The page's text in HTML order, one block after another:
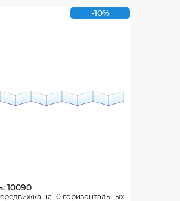
-10%
10090
на 10 горизонтальных